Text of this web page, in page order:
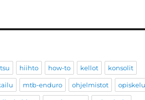
hiihto how-to kellot konsolit
mtb-enduro ohjelmistot